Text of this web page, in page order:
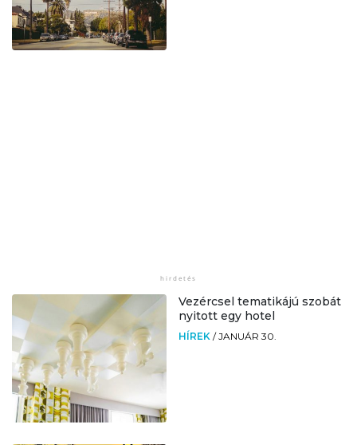
Vezércsel tematikájú szobát
nyitott egy hotel
HÍREK /JANUÁR 30.